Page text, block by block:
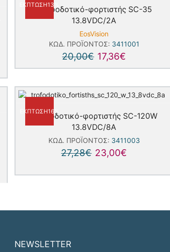
ΈΚΠΤΩΣΗ13%
Τροφοδοτικό-φορτιστής SC-35
13.8VDC/2A
EosVision
ΚΩΔ. ΠΡΟΪΌΝΤΟΣ: 3411001
20,00€ 17,36€
ΈΚΠΤΩΣΗ16%
Τροφοδοτικό-φορτιστής SC-120W
13.8VDC/8A
ΚΩΔ. ΠΡΟΪΌΝΤΟΣ: 3411003
27,28€ 23,00€
NEWSLETTER